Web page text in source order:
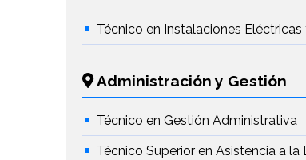
Técnico en Instalaciones
Administración y Gestión
Técnico en Gestión Administrativa
Técnico Superior en Asistencia a la